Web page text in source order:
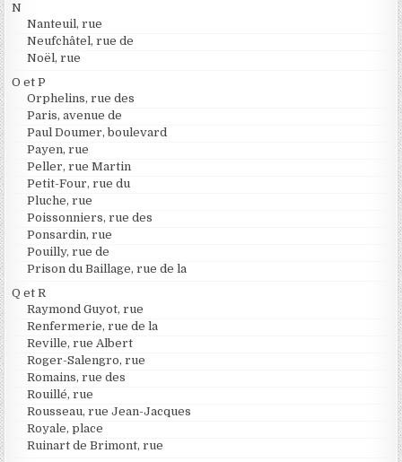
N
Nanteuil, rue
Neufchâtel, rue de
Noël, rue
O et P
Orphelins, rue des
Paris, avenue de
Paul Doumer, boulevard
Payen, rue
Peller, rue Martin
Petit-Four, rue du
Pluche, rue
Poissonniers, rue des
Ponsardin, rue
Pouilly, rue de
Prison du Baillage, rue de la
Q et R
Raymond Guyot, rue
Renfermerie, rue de la
Reville, rue Albert
Roger-Salengro, rue
Romains, rue des
Rouillé, rue
Rousseau, rue Jean-Jacques
Royale, place
Ruinart de Brimont, rue